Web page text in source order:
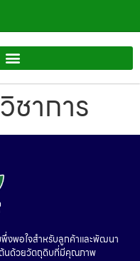
ชาการ
งพอใจสำหรับลูกค้าและพัฒนา
ต้นด้วยวัตถุดิบที่มีคุณภาพ